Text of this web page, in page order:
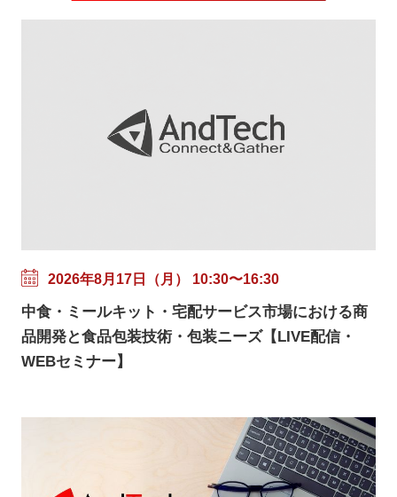
2026年8月17日（月） 10:30〜16:30
中食・ミールキット・宅配サービス市場における商
品開発と食品包装技術・包装ニーズ【LIVE配信・
WEBセミナー】